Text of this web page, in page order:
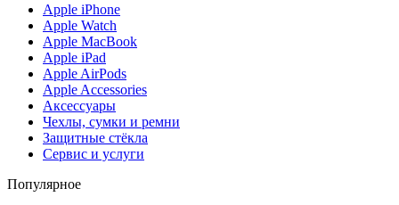
Apple iPhone
Apple Watch
Apple MacBook
Apple iPad
Apple AirPods
Apple Accessories
Аксессуары
Чехлы, сумки и ремни
Защитные стёкла
Сервис и услуги
Популярное